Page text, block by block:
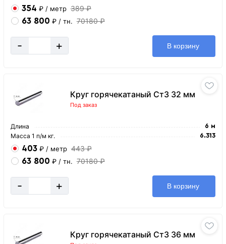
354 ₽ / метр 389 ₽
63 800 ₽ / тн. 70180 ₽
- + В корзину
Круг горячекатаный Ст3 32 мм
Под заказ
Длина 6 м
Масса 1 п/м кг. 6.313
403 ₽ / метр 443 ₽
63 800 ₽ / тн. 70180 ₽
- + В корзину
Круг горячекатаный Ст3 36 мм